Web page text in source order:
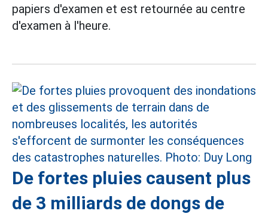
papiers d'examen et est retournée au centre
d'examen à l'heure.
De fortes pluies causent plus
de 3 milliards de dongs de